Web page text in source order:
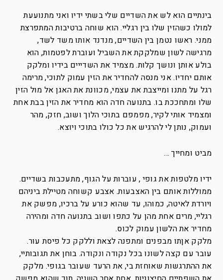
בינתיים הוא לש את השדיים שלי בשתי ידיו ואני מתנועעת
למולו כשהזין שלו בין רגליי. הוא שוחה ברטיבות המתפרצת
ממני. ראשו נטמן בין השדיים, מנדנד אותו משד לשד,
מרגישה לשון שמלקקת את השביל ועוברת לפטמות, הוא
בולע אותן ונושך קלות. מצמיד את השדייים בידיו ומלקק
אותם יחדיו. אני מנסה להחדיר את הזין עמוק לתוכי, מרימה
רגל על מתנו ומייצבת את עצמי, מכוונת את האגן אל מול הזין
שלו ומתחככת בו. בתנועה חדה הוא מחדיר את הזין בבת אחת
ומצמיד אותי לקיר, מפמפם בתוכי הלוך ושוב, חזק, מהר
ועמוק, נותן לי להרגיש את כל כולו בתוכי ויוצא.
מביט ומחייך …
ידיו מלטפות את גופי , עוברות על הגוף, מתעכבות בשדיים.
ממוללות אותם בין האצבעות. אצבע קשוחה מטיילת ביניהם
ויורדת לאיטה, כמוהו, עד שהוא כורע על ברכיו, מפשק את
רגליי, מרים אחת מהן על כתפו ושוב בתנועה חדה ומהירה
מחדיר את הלשון עמוק לכוס.
מלקק אןתו מבפנים ומתפנה לצאת וללקק כל פיסת עור.
עובר עם קצה לשונו בכל נקודה ונקודה. בוחן את תגובותיי,
את ההתרגשות שאוחזת בי, את הרעד שעובר בגופי. מלקק